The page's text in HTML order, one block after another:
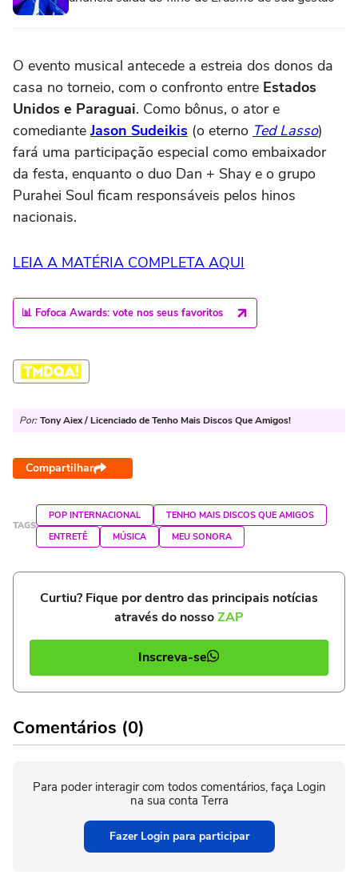
O evento musical antecede a estreia dos donos da
casa no torneio, com o confronto entre Estados
Unidos e Paraguai. Como bônus, o ator e
comediante Jason Sudeikis (o eterno Ted Lasso)
fará uma participação especial como embaixador
da festa, enquanto o duo Dan + Shay e o grupo
Purahei Soul ficam responsáveis pelos hinos
nacionais.
LEIA A MATÉRIA COMPLETA AQUI
📊 Fofoca Awards: vote nos seus favoritos
Por: Tony Aiex / Licenciado de Tenho Mais Discos Que Amigos!
Compartilhar
TAGS
POP INTERNACIONAL
TENHO MAIS DISCOS QUE AMIGOS
ENTRETÊ
MÚSICA MEU SONORA
Curtiu? Fique por dentro das principais notícias
através do nossoZAP
Inscreva-se
Comentários (0)
Para poder interagir com todos comentários, faça Login
na sua conta Terra
Fazer Login para participar